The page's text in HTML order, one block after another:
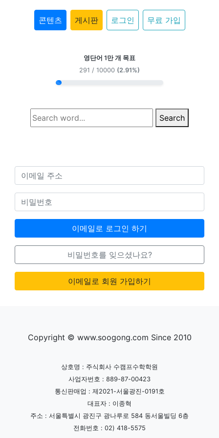
콘텐츠 게시판 로그인 무료 가입
영단어 1만 개 목표
291 / 10000 (2.91%)
Search
이메일로 로그인 하기
비밀번호를 잊으셨나요?
이메일로 회원 가입하기
Copyright © www.soogong.com Since 2010
상호명 : 주식회사 수캠프수학학원
사업자번호 : 889-87-00423
통신판매업 : 제2021-서울광진-0191호
대표자 : 이종혁
주소 : 서울특별시 광진구 광나루로 584 동서울빌딩 6층
전화번호 : 02) 418-5575